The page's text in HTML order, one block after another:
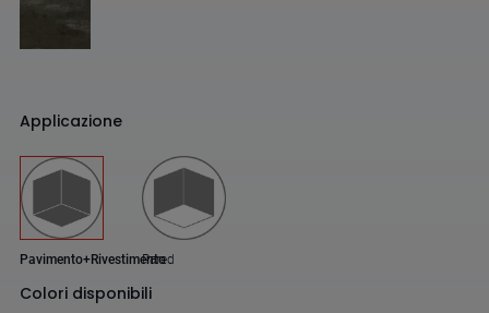
Applicazione
Pavimento+Rivestimento
Pared
Colori disponibili